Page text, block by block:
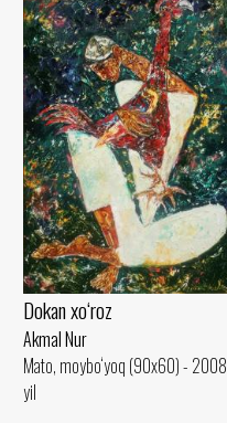
Dokan xo‘roz
Akmal Nur
Mato, moybo‘yoq (90x60) - 2008
yil